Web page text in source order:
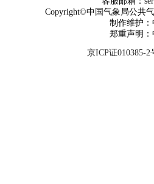
Copyright©中国气象局公共
制作维护
郑重声明
京ICP证010385-2